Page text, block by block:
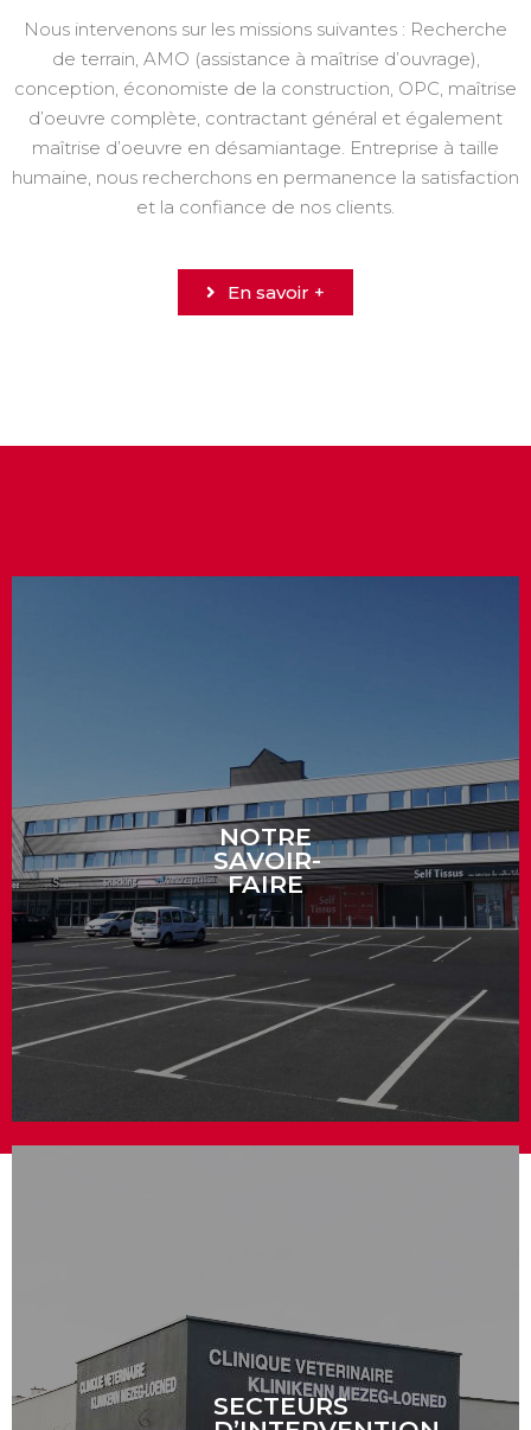
Nous intervenons sur les missions suivantes : Recherche
de terrain, AMO (assistance à maîtrise d’ouvrage)
conception économiste de la construction OPC maîtrise
d’oeuvre complète contractant général et également
maîtrise d’oeuvre en désamiantage. Entreprise à taille
humaine, nous recherchons en permanence la satisfaction
et la confiance de nos clients.
En savoir +
NOTRE
SAVOIR-
FAIRE
SECTEURS